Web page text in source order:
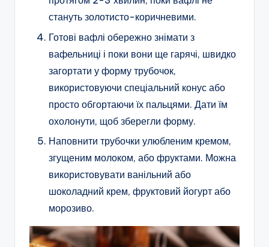
стануть золотисто-коричневими.
Готові вафлі обережно знімати з
вафельниці і поки вони ще гарячі, швидко
загортати у форму трубочок,
використовуючи спеціальний конус або
просто обгортаючи їх пальцями. Дати їм
охолонути, щоб зберегли форму.
Наповнити трубочки улюбленим кремом,
згущеним молоком, або фруктами. Можна
використовувати ванільний або
шоколадний крем, фруктовий йогурт або
морозиво.